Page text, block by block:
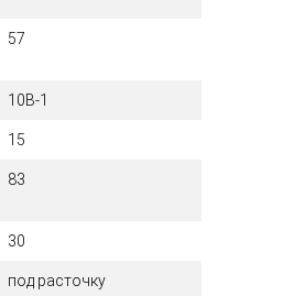
57
10B-1
15
83
30
под расточку